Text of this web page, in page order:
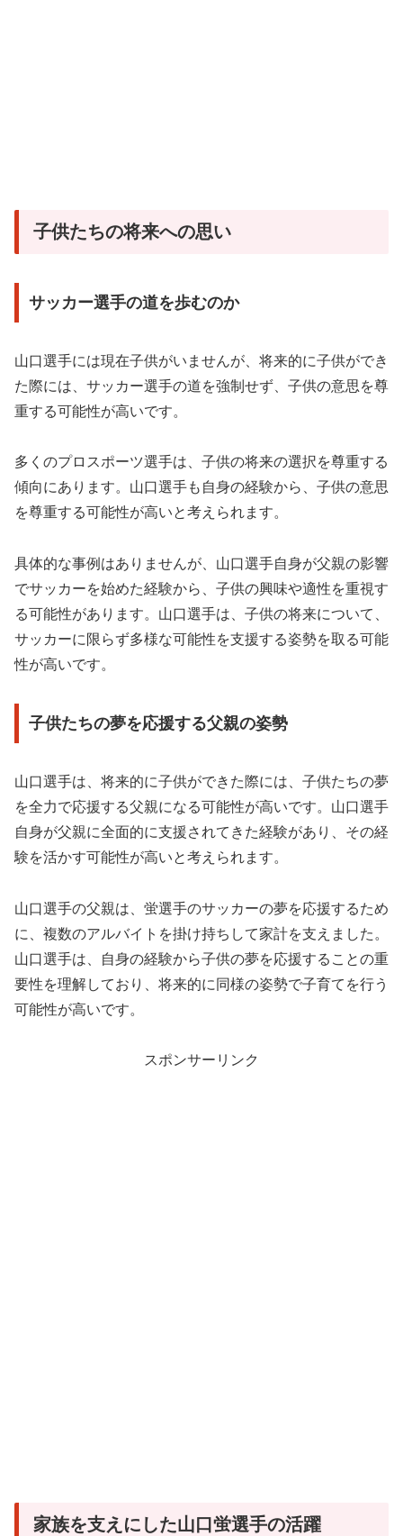
子供たちの将来への思い
サッカー選手の道を歩むのか
山口選手には現在子供がいませんが、将来的に子供ができ
た際には、サッカー選手の道を強制せず、子供の意思を尊
重する可能性が高いです。
多くのプロスポーツ選手は、子供の将来の選択を尊重する
傾向にあります。山口選手も自身の経験から、子供の意思
を尊重する可能性が高いと考えられます。
具体的な事例はありませんが、山口選手自身が父親の影響
でサッカーを始めた経験から、子供の興味や適性を重視す
る可能性があります。山口選手は、子供の将来について、
サッカーに限らず多様な可能性を支援する姿勢を取る可能
性が高いです。
子供たちの夢を応援する父親の姿勢
山口選手は、将来的に子供ができた際には、子供たちの夢
を全力で応援する父親になる可能性が高いです。山口選手
自身が父親に全面的に支援されてきた経験があり、その経
験を活かす可能性が高いと考えられます。
山口選手の父親は、蛍選手のサッカーの夢を応援するため
に、複数のアルバイトを掛け持ちして家計を支えました。
山口選手は、自身の経験から子供の夢を応援することの重
要性を理解しており、将来的に同様の姿勢で子育てを行う
可能性が高いです。
スポンサーリンク
家族を支えにした山口蛍選手の活躍